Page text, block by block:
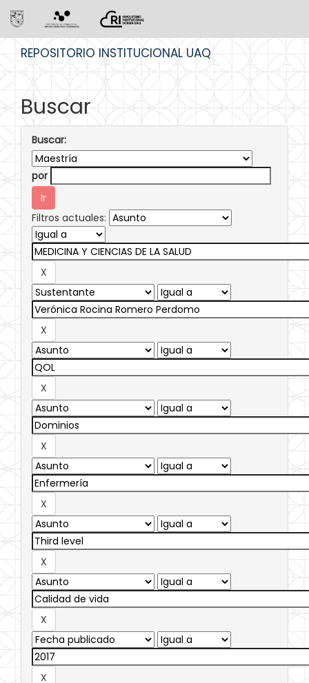
REPOSITORIO INSTITUCIONAL UAQ
Buscar
Buscar:
por
Filtros actuales: